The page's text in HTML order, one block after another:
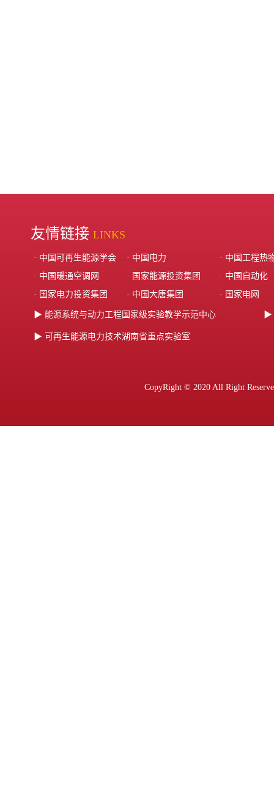
友情链接 LINKS
· 中国可再生能源学会 · 中国电力
· 中国工程热
· 中国暖通空调网
· 国家能源投资集团‌
· 中国自动化
· ‌国家电力投资集团‌
· 中国大唐集团‌ · 国家电网
▶ 能源系统与动力工程国家级实验教学示范中心 ▶
▶ 可再生能源电力技术湖南省重点实验室
CopyRight © 2020 All Right